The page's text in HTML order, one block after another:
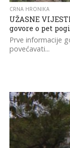
CRNA HRONIKA
UŽASNE
govore o pet
Prve informacije
povećavati...